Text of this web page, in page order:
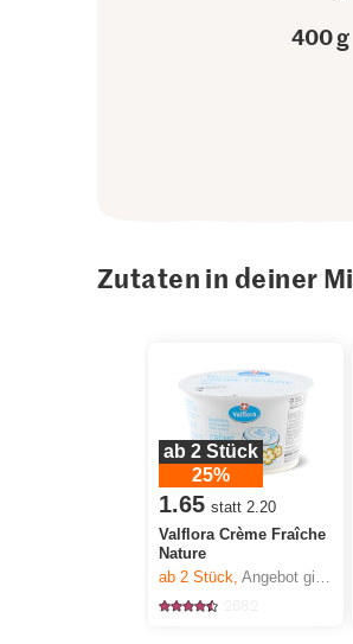
400 g
Zutaten in deiner
ab 2 Stück
25%
1.65 statt 2.20
Valflora Crème Fraîche
Nature
ab 2Stück,Angebot gilt nur vom 6.8. bis 12.8.2026, solange Vorrat.